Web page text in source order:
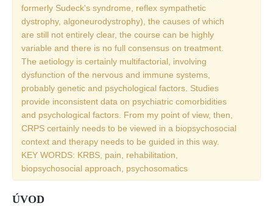
formerly Sudeck's syndrome, reflex sympathetic
dystrophy, algoneurodystrophy), the causes of which
are still not entirely clear, the course can be highly
variable and there is no full consensus on treatment.
The aetiology is certainly multifactorial, involving
dysfunction of the nervous and immune systems,
probably genetic and psychological factors. Studies
provide inconsistent data on psychiatric comorbidities
and psychological factors. From my point of view, then,
CRPS certainly needs to be viewed in a biopsychosocial
context and therapy needs to be guided in this way.
KEY WORDS: KRBS, pain, rehabilitation,
biopsychosocial approach, psychosomatics
ÚVOD